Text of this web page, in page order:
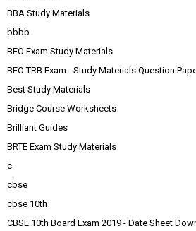
BBA Study Materials
bbbb
BEO Exam Study Materials
BEO TRB Exam - Study Materials Question
Best Study Materials
Bridge Course Worksheets
Brilliant Guides
BRTE Exam Study Materials
c
cbse
cbse 10th
CBSE 10th Board Exam 2019 - Date Sheet